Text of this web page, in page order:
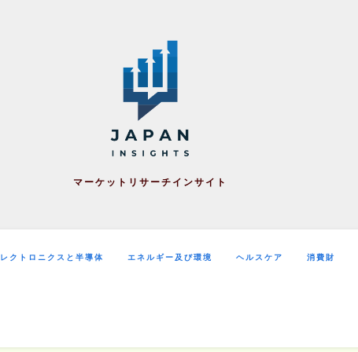
マーケットリサーチインサイト
クトロニクスと半導体 エネルギー及び環境 ヘルスケア 消費財